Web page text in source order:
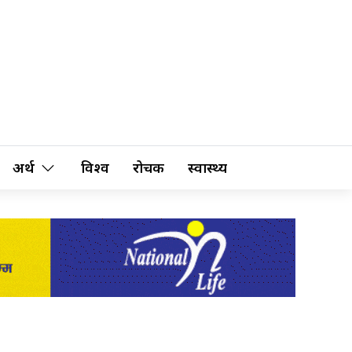
अर्थ विश्व रोचक स्वास्थ्य